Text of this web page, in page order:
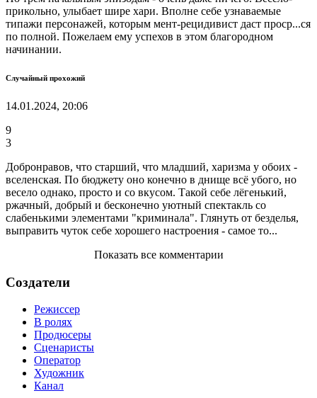
прикольно, улыбает шире хари. Вполне себе узнаваемые
типажи персонажей, которым мент-рецидивист даст проср...ся
по полной. Пожелаем ему успехов в этом благородном
начинании.
Случайный прохожий
14.01.2024, 20:06
9
3
Добронравов, что старший, что младший, харизма у обоих -
вселенская. По бюджету оно конечно в днище всё убого, но
весело однако, просто и со вкусом. Такой себе лёгенький,
ржачный, добрый и бесконечно уютный спектакль со
слабенькими элементами "криминала". Глянуть от безделья,
выправить чуток себе хорошего настроения - самое то...
Показать все комментарии
Создатели
Режиссер
В ролях
Продюсеры
Сценаристы
Оператор
Художник
Канал